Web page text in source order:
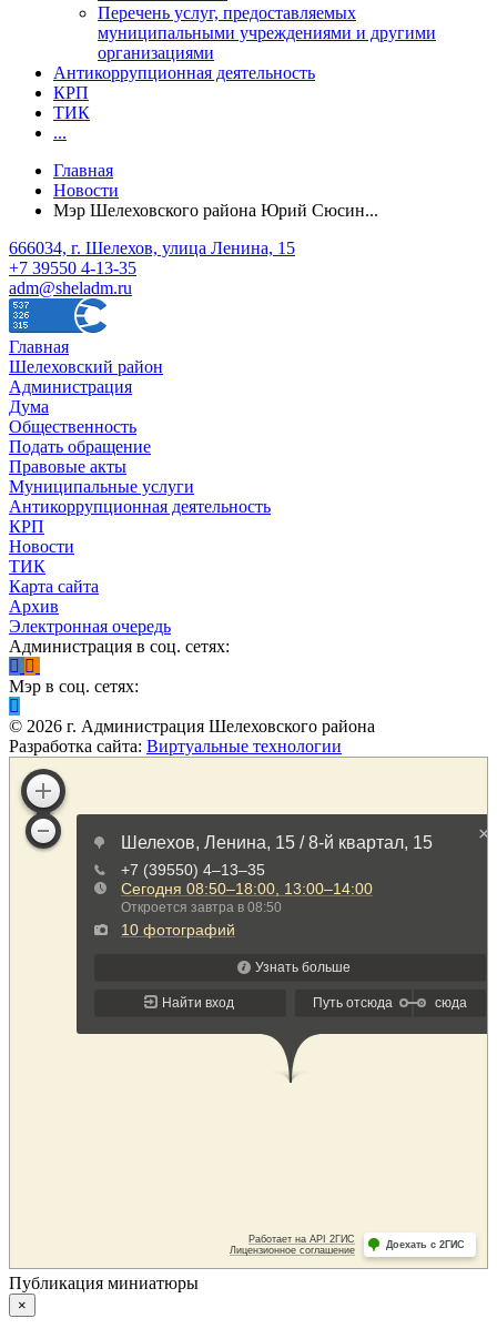
Перечень услуг, предоставляемых
муниципальными учреждениями и другими
организациями
Антикоррупционная деятельность
КРП
ТИК
...
Главная
Новости
Мэр Шелеховского района Юрий Сюсин...
666034, г. Шелехов, улица Ленина, 15
+7 39550 4-13-35
adm@sheladm.ru
Главная
Шелеховский район
Администрация
Дума
Общественность
Подать обращение
Правовые акты
Муниципальные услуги
Антикоррупционная деятельность
КРП
Новости
ТИК
Карта сайта
Архив
Электронная очередь
Администрация в соц. сетях:
Мэр в соц. сетях:
© 2026 г. Администрация Шелеховского района
Разработка сайта: Виртуальные технологии
Публикация миниатюры
×